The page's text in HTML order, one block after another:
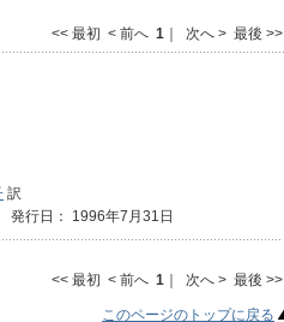
<< 最初 < 前へ 1 ｜ 次へ > 最後 >>
訳
日： 1996年7月31日
<< 最初 < 前へ 1 ｜ 次へ > 最後 >>
このページのトップに戻る